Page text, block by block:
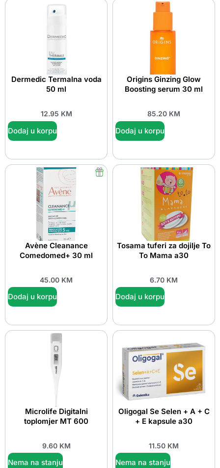
Dermedic Termalna voda
50 ml
12.95 KM
Dodaj u korpu
Origins Ginzing Glow
Boosting serum 30 ml
85.20 KM
Dodaj u korpu
Avène Cleanance
Comedomed+ 30 ml
45.00 KM
Dodaj u korpu
Tosama tuferi za dojilje To
To Mama a30
6.70 KM
Dodaj u korpu
Microlife Digitalni
toplomjer MT 600
9.60 KM
Nema na stanju
Oligogal Se Selen + A + C
+ E kapsule a30
11.50 KM
Nema na stanju